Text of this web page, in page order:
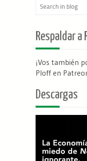
Respaldar a
¡Vos también
Ploff en
Descargas